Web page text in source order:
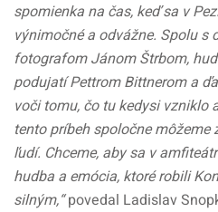
spomienka na čas, keď sa v
výnimočné a odvážne. Spolu
fotografom Jánom Štrbom,
podujatí Pettrom Bittnerom a
voči tomu, čo tu kedysi vzniklo
tento príbeh spoločne
ľudí. Chceme, aby sa v
hudba a emócia, ktoré robili
silným,“povedal Ladislav